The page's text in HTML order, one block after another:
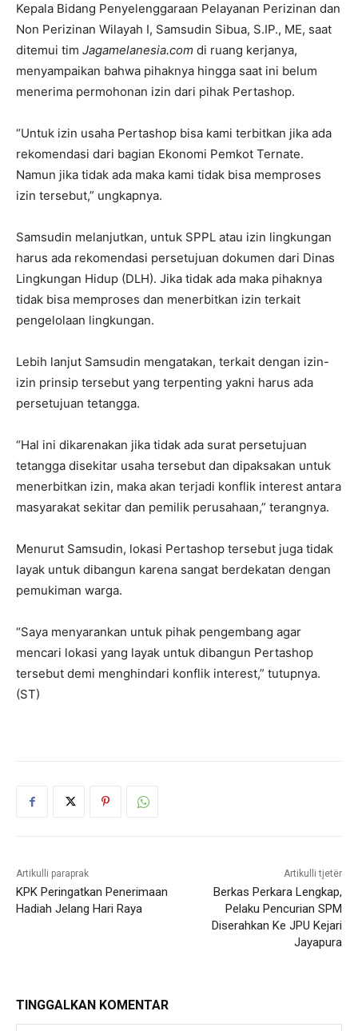
Kepala Bidang Penyelenggaraan Pelayanan Perizinan dan
Non Perizinan Wilayah I, Samsudin Sibua, S.IP., ME, saat
ditemui tim Jagamelanesia.com di ruang kerjanya,
menyampaikan bahwa pihaknya hingga saat ini belum
menerima permohonan izin dari pihak Pertashop.
“Untuk izin usaha Pertashop bisa kami terbitkan jika ada
rekomendasi dari bagian Ekonomi Pemkot Ternate.
Namun jika tidak ada maka kami tidak bisa memproses
izin tersebut,” ungkapnya.
Samsudin melanjutkan, untuk SPPL atau izin lingkungan
harus ada rekomendasi persetujuan dokumen dari Dinas
Lingkungan Hidup (DLH). Jika tidak ada maka pihaknya
tidak bisa memproses dan menerbitkan izin terkait
pengelolaan lingkungan.
Lebih lanjut Samsudin mengatakan, terkait dengan izin-
izin prinsip tersebut yang terpenting yakni harus ada
persetujuan tetangga.
“Hal ini dikarenakan jika tidak ada surat persetujuan
tetangga disekitar usaha tersebut dan dipaksakan untuk
menerbitkan izin, maka akan terjadi konflik interest antara
masyarakat sekitar dan pemilik perusahaan,” terangnya.
Menurut Samsudin, lokasi Pertashop tersebut juga tidak
layak untuk dibangun karena sangat berdekatan dengan
pemukiman warga.
“Saya menyarankan untuk pihak pengembang agar
mencari lokasi yang layak untuk dibangun Pertashop
tersebut demi menghindari konflik interest,” tutupnya.
(ST)
Artikulli paraprak
KPK Peringatkan Penerimaan
Hadiah Jelang Hari Raya
Artikulli tjetër
Berkas Perkara Lengkap,
Pelaku Pencurian SPM
Diserahkan Ke JPU Kejari
Jayapura
TINGGALKAN KOMENTAR